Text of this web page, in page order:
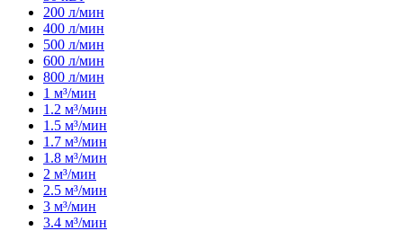
200 л/мин
400 л/мин
500 л/мин
600 л/мин
800 л/мин
1 м³/мин
1.2 м³/мин
1.5 м³/мин
1.7 м³/мин
1.8 м³/мин
2 м³/мин
2.5 м³/мин
3 м³/мин
3.4 м³/мин